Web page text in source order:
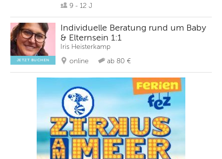
9 - 12 J
JETZT BUCHEN
Individuelle Beratung rund um Baby
& Elternsein 1:1
Iris Heisterkamp
online
ab 80 €